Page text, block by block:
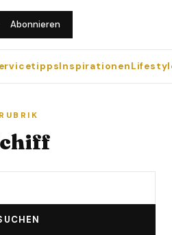
Abonnieren
Inspirationen
RUBRIK